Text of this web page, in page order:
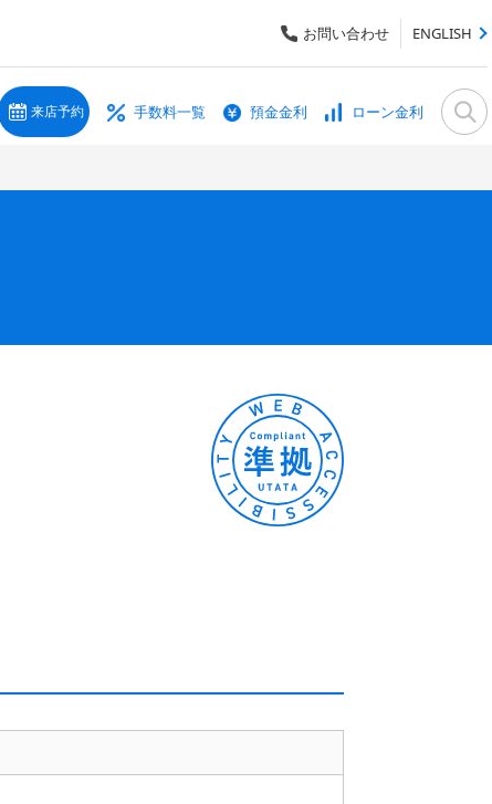
お問い合わせ ENGLISH
来店予約 手数料一覧 預金金利 ローン金利